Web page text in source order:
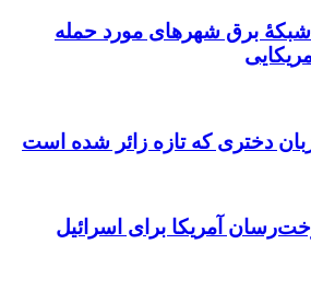
برق شهرهای مورد حمله
زبان دختری که تازه زائر شده است
آمریکا برای اسرائیل